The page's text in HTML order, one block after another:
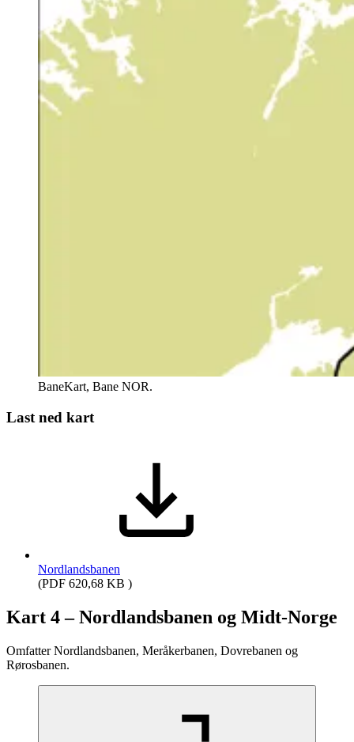
BaneKart, Bane NOR.
Last ned kart
Nordlandsbanen
(PDF 620,68 KB )
Kart 4 – Nordlandsbanen og Midt-Norge
Omfatter Nordlandsbanen, Meråkerbanen, Dovrebanen og
Rørosbanen.